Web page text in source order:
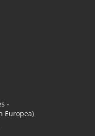
-
Europea)